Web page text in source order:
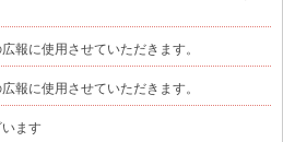
報に使用させていただきます。
報に使用させていただきます。
ます